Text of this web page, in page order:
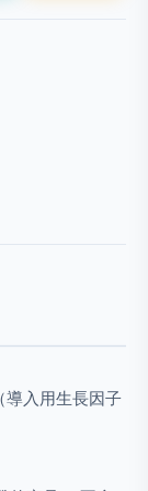
導入用生長因子